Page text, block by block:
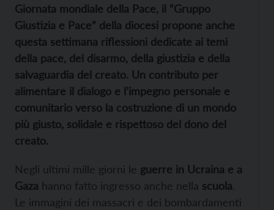
Giornata mondiale della Pace, il “Gruppo
Giustizia e Pace” della diocesi propone anche
questa settimana riflessioni dedicate ai temi
della pace, del disarmo, della giustizia e della
salvaguardia del creato. Un contributo per
alimentare il dialogo e l’impegno personale e
comunitario verso la costruzione di un mondo
più giusto, solidale e rispettoso del dono del
creato.
Negli ultimi mille giorni le guerre in Ucraina e a
Gaza hanno fatto ingresso anche nella scuola.
Le immagini dei massacri e dei bombardamenti